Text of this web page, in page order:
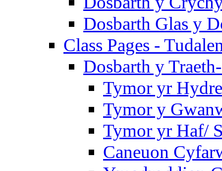
Dosbarth Glas y
Class Pages -
Dosbarth y
Tymor yr
Tymor y
Tymor yr Haf/
Caneuon